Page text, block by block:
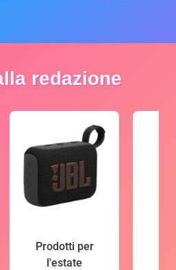
redazione
Prodotti per
l'estate